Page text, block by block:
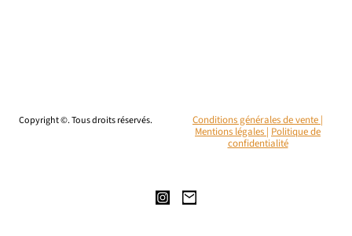
Copyright ©. Tous droits réservés.
Conditions générales de vente |
Mentions légales | Politique de
confidentialité